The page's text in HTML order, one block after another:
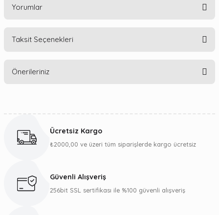
Yorumlar
Taksit Seçenekleri
Önerileriniz
Görüş ve önerileriniz için teşekkür ederiz.
Ürün bilgilerinde hatalar bulunuyor.
Ücretsiz Kargo
₺2000,00 ve üzeri tüm siparişlerde kargo ücretsiz
Güvenli Alışveriş
256bit SSL sertifikası ile %100 güvenli alışveriş